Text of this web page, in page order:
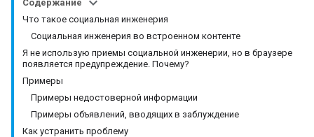
Содержание
Что такое социальная инженерия
Социальная инженерия во встроенном контенте
Я не использую приемы социальной инженерии, но в браузере
появляется предупреждение. Почему?
Примеры
Примеры недостоверной информации
Примеры объявлений, вводящих в заблуждение
Как устранить проблему